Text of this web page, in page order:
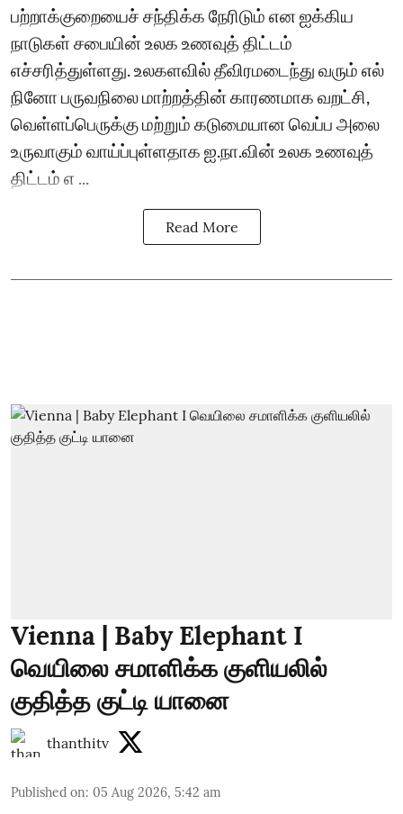
பற்றாக்குறையைச் சந்திக்க நேரிடும் என ஐக்கிய
நாடுகள் சபையின் உலக உணவுத் திட்டம்
எச்சரித்துள்ளது. உலகளவில் தீவிரமடைந்து வரும் எல்
நினோ பருவநிலை மாற்றத்தின் காரணமாக வறட்சி,
வெள்ளப்பெருக்கு மற்றும் கடுமையான வெப்ப அலை
உருவாகும் வாய்ப்புள்ளதாக ஐ.நா.வின் உலக உணவுத்
திட்டம் எ ...
Read More
Vienna | Baby Elephant I
வெயிலை சமாளிக்க குளியலில்
குதித்த குட்டி யானை
thanthitv
Published on: 05 Aug 2026, 5:42 am